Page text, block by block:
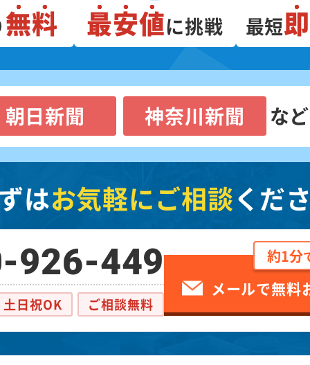
無料 最安値に挑戦 最短
朝日新聞 神奈川新聞 な
はお気軽にご相談くだ
926-449
土日祝OK ご相談無料
約1分
メールで無料